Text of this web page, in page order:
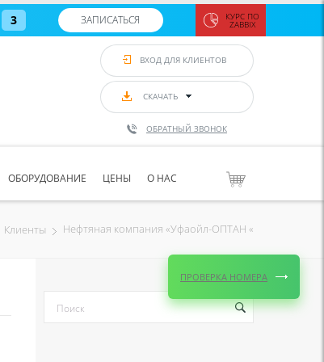
3 ЗАПИСАТЬСЯ КУРС ПО
ZABBIX
ВХОД ДЛЯ КЛИЕНТОВ
СКАЧАТЬ
ОБРАТНЫЙ ЗВОНОК
ОБОРУДОВАНИЕ ЦЕНЫ О НАС
Клиенты Нефтяная компания «Уфаойл-ОПТАН «
ПРОВЕРКА НОМЕРА